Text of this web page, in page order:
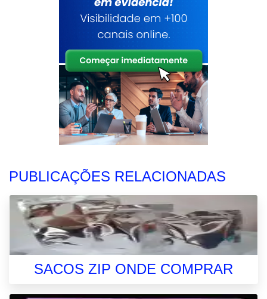
PUBLICAÇÕES RELACIONADAS
SACOS ZIP ONDE COMPRAR